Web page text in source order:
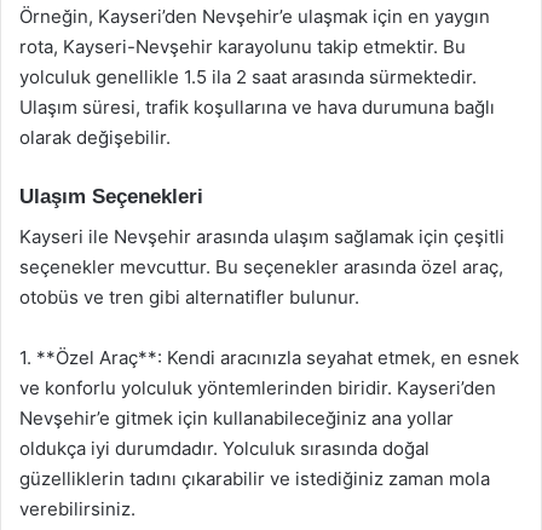
Örneğin, Kayseri’den Nevşehir’e ulaşmak için en yaygın
rota, Kayseri-Nevşehir karayolunu takip etmektir. Bu
yolculuk genellikle 1.5 ila 2 saat arasında sürmektedir.
Ulaşım süresi, trafik koşullarına ve hava durumuna bağlı
olarak değişebilir.
Ulaşım Seçenekleri
Kayseri ile Nevşehir arasında ulaşım sağlamak için çeşitli
seçenekler mevcuttur. Bu seçenekler arasında özel araç,
otobüs ve tren gibi alternatifler bulunur.
1. **Özel Araç**: Kendi aracınızla seyahat etmek, en esnek
ve konforlu yolculuk yöntemlerinden biridir. Kayseri’den
Nevşehir’e gitmek için kullanabileceğiniz ana yollar
oldukça iyi durumdadır. Yolculuk sırasında doğal
güzelliklerin tadını çıkarabilir ve istediğiniz zaman mola
verebilirsiniz.